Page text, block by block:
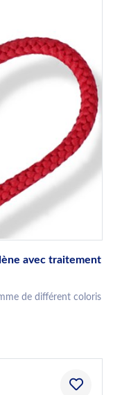
avec traitement
de différent coloris